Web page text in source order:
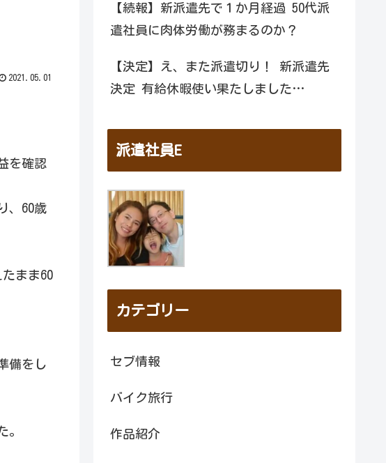
2021.05.01
を確認
、60歳
まま60
備をし
。
【続報】新派遣先で１か月経過 50代派
遣社員に肉体労働が務まるのか？
【決定】え、また派遣切り！ 新派遣先
決定 有給休暇使い果たしました…
派遣社員E
カテゴリー
セブ情報
バイク旅行
作品紹介